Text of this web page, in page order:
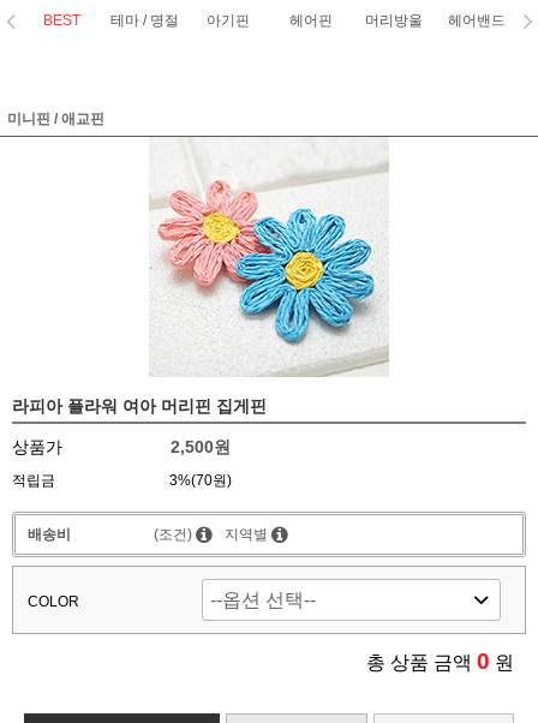
BEST 테마 / 명절 아기핀 헤어핀 머리방울 헤어밴드
미니핀 / 애교핀
라피아 플라워 여아 머리핀 집게핀
상품가 2,500원
적립금 3%(70원)
배송비 (조건) 지역별
COLOR
총 상품 금액 0 원